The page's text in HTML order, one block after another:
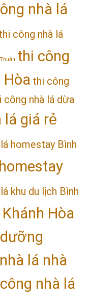
nhà lá
công nhà lá
thi công
Hòa thi công
công nhà lá dừa
lá giá rẻ
homestay Bình
khu du lịch Bình
Hòa
lá nhà
nhà lá